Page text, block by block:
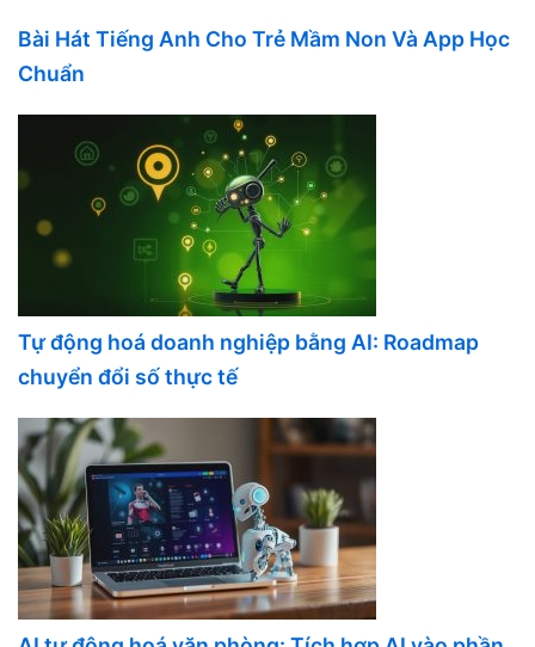
Bài Hát Tiếng Anh Cho Trẻ Mầm Non Và App Học
Chuẩn
Tự động hoá doanh nghiệp bằng AI: Roadmap
chuyển đổi số thực tế